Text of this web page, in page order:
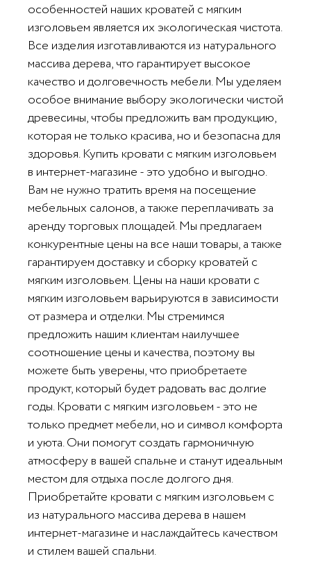
Заказать звонок
Нажимая кнопку "Заказать звонок" вы
Пользовательское соглашение
иПолитику в отношении обработки
персональных данных
Звоните прямо сейчас:
+7 812 906 44 02
8 800 200-85-50
Звонок бесплатный
Отправить
Нажимая кнопку "Отправить" вы
принимаете
Пользовательское соглашение
и Политику в отношении обработки
персональных данных
Напишите в мессенджер
Отправить
Нажимая кнопку "Отправить" вы
иПолитику в отношении обработки
персональных данных
особенностей наших кроватей с мягким
изголовьем является их экологическая чистота.
Все изделия изготавливаются из натурального
массива дерева, что гарантирует высокое
качество и долговечность мебели. Мы уделяем
особое внимание выбору экологически чистой
древесины, чтобы предложить вам продукцию,
которая не только красива, но и безопасна для
здоровья. Купить кровати с мягким изголовьем
в интернет-магазине - это удобно и выгодно.
Вам не нужно тратить время на посещение
мебельных салонов, а также переплачивать за
аренду торговых площадей. Мы предлагаем
конкурентные цены на все наши товары, а также
гарантируем доставку и сборку кроватей с
мягким изголовьем. Цены на наши кровати с
мягким изголовьем варьируются в зависимости
от размера и отделки. Мы стремимся
предложить нашим клиентам наилучшее
соотношение цены и качества, поэтому вы
можете быть уверены, что приобретаете
продукт, который будет радовать вас долгие
годы. Кровати с мягким изголовьем - это не
только предмет мебели, но и символ комфорта
и уюта. Они помогут создать гармоничную
атмосферу в вашей спальне и станут идеальным
местом для отдыха после долгого дня.
Приобретайте кровати с мягким изголовьем с
из натурального массива дерева в нашем
интернет-магазине и наслаждайтесь качеством
и стилем вашей спальни.